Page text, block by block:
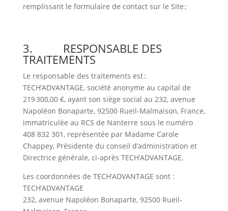
remplissant le formulaire de contact sur le Site ;
3. RESPONSABLE DES
TRAITEMENTS
Le responsable des traitements est :
TECH’ADVANTAGE, société anonyme au capital de
219 300,00 €, ayant son siège social au 232, avenue
Napoléon Bonaparte, 92500 Rueil-Malmaison, France,
immatriculée au RCS de Nanterre sous le numéro
408 832 301, représentée par Madame Carole
Chappey, Présidente du conseil d’administration et
Directrice générale, ci-après TECH’ADVANTAGE.
Les coordonnées de TECH’ADVANTAGE sont :
TECH’ADVANTAGE
232, avenue Napoléon Bonaparte, 92500 Rueil-